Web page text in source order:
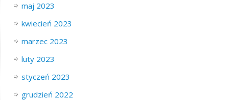
maj 2023
kwiecień 2023
marzec 2023
luty 2023
styczeń 2023
grudzień 2022